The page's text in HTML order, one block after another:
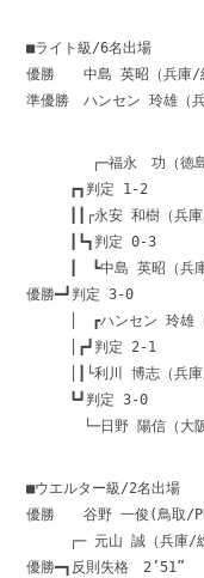
■ライト級/6名出場
優勝 中島 英昭（兵庫/総
準優勝 ハンセン 玲雄（
┌─福永 功（徳島/
┏┓判定 1-2
┃┃┌永安 和樹（兵庫/
┃┗┓判定 0-3
┃ ┗中島 英昭（兵庫/
優勝━┛判定 3-0
│ ┏ハンセン 玲雄（
│┏┛判定 2-1
│┃└利川 博志（兵庫/
┗┛判定 3-0
└─日野 陽信（大阪/総
■ウエルター級/2名出場
優勝 谷野 一俊(鳥取/
┌─ 元山 誠（兵庫/総
優勝━┓反則失格 2’51”